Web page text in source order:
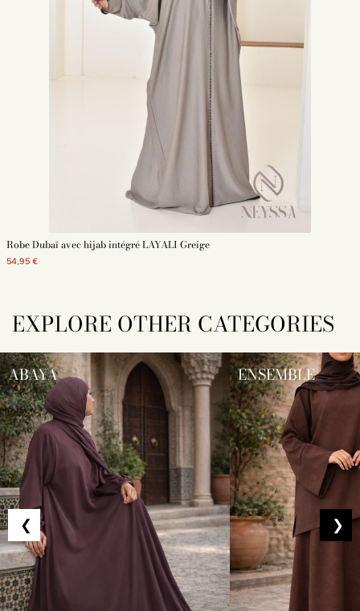
Robe Dubaï avec hijab intégré LAYALI Greige
54,95 €
EXPLORE OTHER CATEGORIES
ABAYA ENSEMBLE
❮ ❯